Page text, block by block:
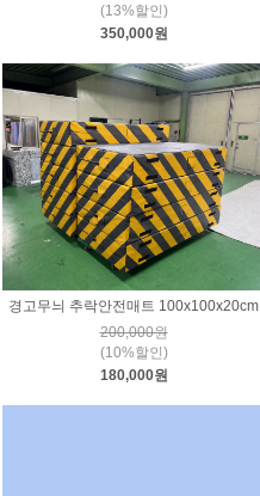
(13%할인)
350,000원
경고무늬 추락안전매트 100x100x20cm
200,000원
(10%할인)
180,000원